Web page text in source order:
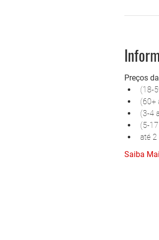
Preços
(18-
(60+
(3-4
(5-
até 2
Saiba